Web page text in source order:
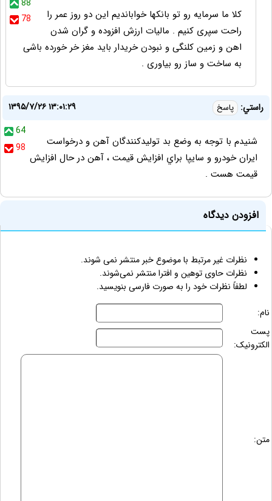
88
78
کلا ما سرمایه رو تو بانکها خواباندیم این دو روز عمر را
راحت سپری کنیم . مالیات ارزش افزوده و گران شدن
اهن و زمین کلنگی و نبودن خریدار باید مغز خر خورده باشی
به ساخت و ساز رو بیاوری .
راستي: پاسخ
۱۳۹۵/۷/۲۶ ۱۳:۰۱:۲۹
64
98
شنيدم با توجه به وضع بد توليدكنندگان آهن و درخواست
ايران خودرو و سايپا براي افزايش قيمت ، آهن در حال افزايش
قيمت هست .
افزودن دیدگاه
نظرات غیر مرتبط با موضوع خبر منتشر نمی شوند.
نظرات حاوی توهین و افترا منتشر نمی‌شوند.
لطفاً نظرات خود را به صورت فارسی بنویسید.
نام:
پست
الکترونیک:
متن: